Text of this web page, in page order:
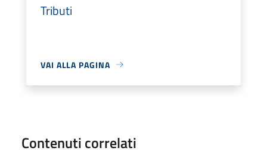
Tributi
VAI ALLA PAGINA
Contenuti correlati